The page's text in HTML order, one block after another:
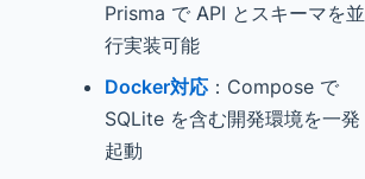
Prisma で API とスキーマを並
行実装可能
Docker対応 ：Compose で
SQLite を含む開発環境を一発
起動